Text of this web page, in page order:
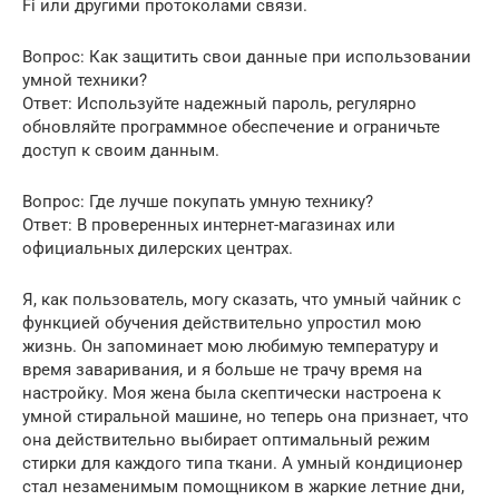
Fi или другими протоколами связи.
Вопрос: Как защитить свои данные при использовании
умной техники?
Ответ: Используйте надежный пароль, регулярно
обновляйте программное обеспечение и ограничьте
доступ к своим данным.
Вопрос: Где лучше покупать умную технику?
Ответ: В проверенных интернет-магазинах или
официальных дилерских центрах.
Я, как пользователь, могу сказать, что умный чайник с
функцией обучения действительно упростил мою
жизнь. Он запоминает мою любимую температуру и
время заваривания, и я больше не трачу время на
настройку. Моя жена была скептически настроена к
умной стиральной машине, но теперь она признает, что
она действительно выбирает оптимальный режим
стирки для каждого типа ткани. А умный кондиционер
стал незаменимым помощником в жаркие летние дни,